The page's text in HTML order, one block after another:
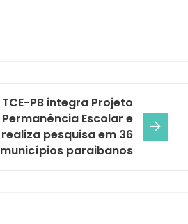
TCE-PB integra Projeto
Permanência Escolar e
realiza pesquisa em 36
municípios paraibanos